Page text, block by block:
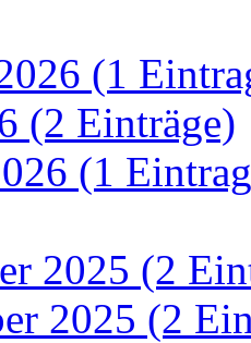
(1
(2 Einträge)
(1
2025 (2
2025 (2